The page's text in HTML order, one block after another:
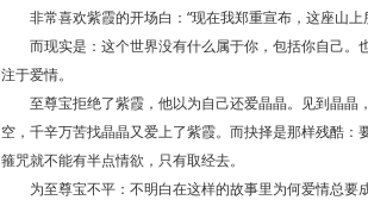
非常喜欢紫霞的开场白：“现在我郑重宣布，这座山上
而现实是：这个世界没有什么属于你，包括你自己。
注于爱情。
至尊宝拒绝了紫霞，他以为自己还爱晶晶。见到晶晶
空，千辛万苦找晶晶又爱上了紫霞。而抉择是那样残酷
箍咒就不能有半点情欲，只有取经去。
为至尊宝不平：不明白在这样的故事里为何爱情总要